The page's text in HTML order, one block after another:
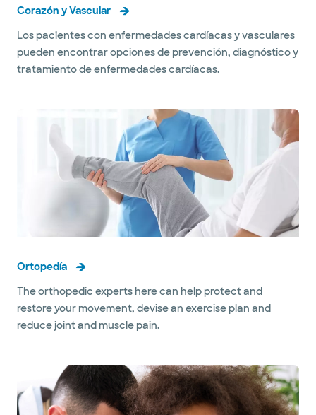
Corazón y Vascular
Los pacientes con enfermedades cardíacas y vasculares
pueden encontrar opciones de prevención, diagnóstico y
tratamiento de enfermedades cardíacas.
Ortopedía
The orthopedic experts here can help protect and
restore your movement, devise an exercise plan and
reduce joint and muscle pain.